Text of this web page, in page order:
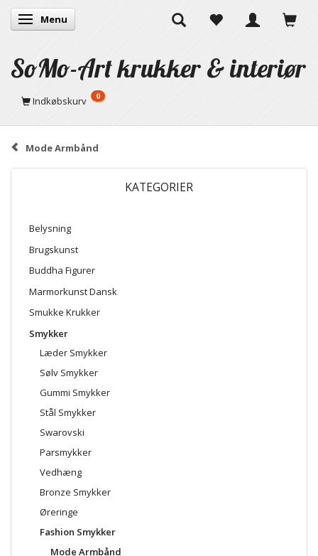
Skifte navigation
Menu
SoMo-Art krukker & interiør
Indkøbskurv 0
Mode Armbånd
KATEGORIER
Belysning
Brugskunst
Buddha Figurer
Marmorkunst Dansk
Smukke Krukker
Smykker
Læder Smykker
Sølv Smykker
Gummi Smykker
Stål Smykker
Swarovski
Parsmykker
Vedhæng
Bronze Smykker
Øreringe
Fashion Smykker
Mode Armbånd